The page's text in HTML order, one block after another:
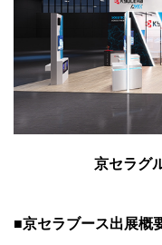
京セラグ
■京セラブース出展概